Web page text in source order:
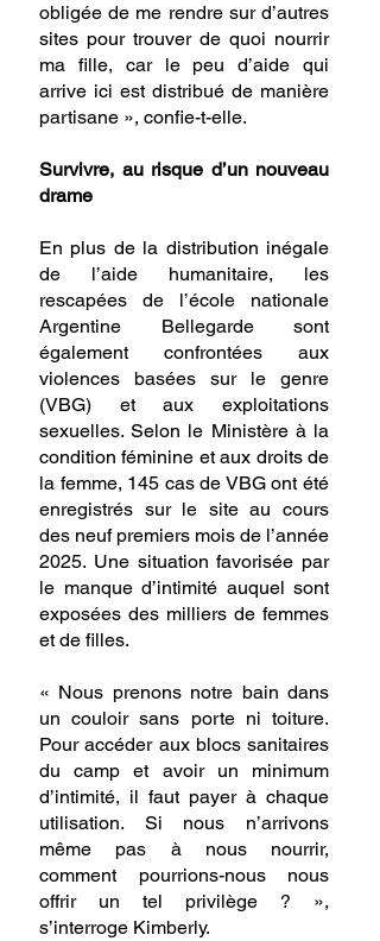
obligée de me rendre sur d’autres
sites pour trouver de quoi nourrir
ma fille, car le peu d’aide qui
arrive ici est distribué de manière
partisane », confie-t-elle.
Survivre, au risque d’un nouveau
drame
En plus de la distribution inégale
de l’aide humanitaire, les
rescapées de l’école nationale
Argentine Bellegarde sont
également confrontées aux
violences basées sur le genre
(VBG) et aux exploitations
sexuelles. Selon le Ministère à la
condition féminine et aux droits de
la femme, 145 cas de VBG ont été
enregistrés sur le site au cours
des neuf premiers mois de l’année
2025. Une situation favorisée par
le manque d’intimité auquel sont
exposées des milliers de femmes
et de filles.
« Nous prenons notre bain dans
un couloir sans porte ni toiture.
Pour accéder aux blocs sanitaires
du camp et avoir un minimum
d’intimité, il faut payer à chaque
utilisation. Si nous n’arrivons
même pas à nous nourrir,
comment pourrions-nous nous
offrir un tel privilège ? »,
s’interroge Kimberly.